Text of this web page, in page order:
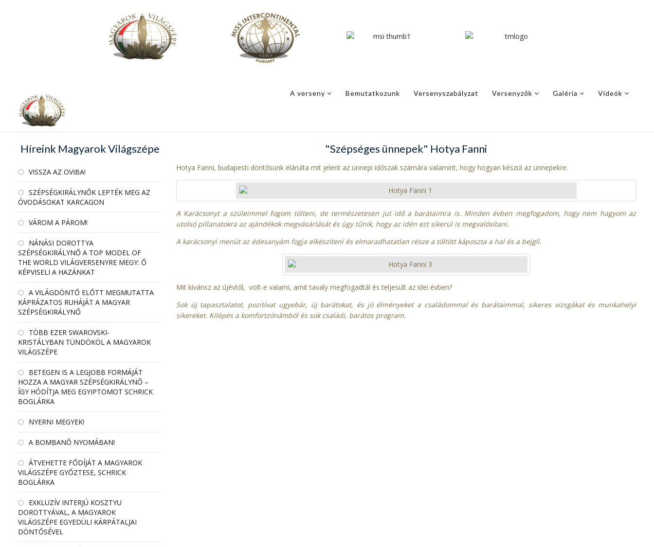
A verseny Bemutatkozunk Versenyszabályzat Versenyzők Galéria Videók
Híreink Magyarok Világszépe
VISSZA AZ OVIBA!
SZÉPSÉGKIRÁLYNŐK LEPTÉK MEG AZ
ÓVODÁSOKAT KARCAGON
VÁROM A PÁROM!
NÁNÁSI DOROTTYA
SZÉPSÉGKIRÁLYNŐ A TOP MODEL OF
THE WORLD VILÁGVERSENYRE MEGY: Ő
KÉPVISELI A HAZÁNKAT
A VILÁGDÖNTŐ ELŐTT MEGMUTATTA
KÁPRÁZATOS RUHÁJÁT A MAGYAR
SZÉPSÉGKIRÁLYNŐ
TÖBB EZER SWAROVSKI-
KRISTÁLYBAN TÜNDÖKÖL A MAGYAROK
VILÁGSZÉPE
BETEGEN IS A LEGJOBB FORMÁJÁT
HOZZA A MAGYAR SZÉPSÉGKIRÁLYNŐ –
ÍGY HÓDÍTJA MEG EGYIPTOMOT SCHRICK
BOGLÁRKA
NYERNI MEGYEK!
A BOMBANŐ NYOMÁBAN!
ÁTVEHETTE FŐDÍJÁT A MAGYAROK
VILÁGSZÉPE GYŐZTESE, SCHRICK
BOGLÁRKA
EXKLUZÍV INTERJÚ KOSZTYU
DOROTTYÁVAL, A MAGYAROK
VILÁGSZÉPE EGYEDÜLI KÁRPÁTALJAI
DÖNTŐSÉVEL
"Szépséges ünnepek" Hotya Fanni
Hotya Fanni, budapesti döntősünk elárulta mit jelent az ünnepi időszak számára valamint, hogy hogyan készül az ünnepekre.
A Karácsonyt a szüleimmel fogom tölteni, de természetesen jut idő a barátaimra is. Minden évben megfogadom, hogy nem hagyom az
utolsó pillanatokra az ajándékok megvásárlását és úgy tűnik, hogy az idén ezt sikerül is megvalósítani.
A karácsonyi menüt az édesanyám fogja elkészíteni és elmaradhatatlan része a töltött káposzta a hal és a bejgli.
Mit kívánsz az újévtől, volt-e valami, amit tavaly megfogadtál és teljesült az idei évben?
Sok új tapasztalatot, pozitívat ugyebár, új barátokat, és jó élményeket a családommal és barátaimmal, sikeres vizsgákat és munkahelyi
sikereket. Kilépés a komfortzónámból és sok családi, barátos program.